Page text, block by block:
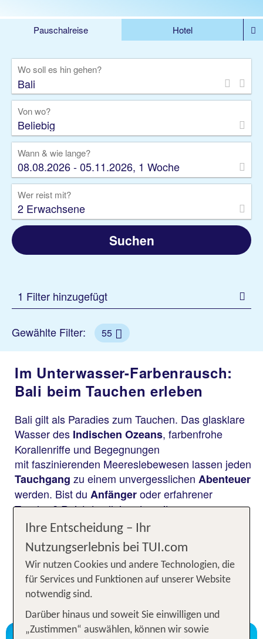
Pauschalreise
Hotel
Kreuzfahrten
Rundreisen
Privattransfer
Zusatzleistungen
Wo soll es hin gehen?
Von wo?
Beliebig
Wann & wie lange?
08.08.2026 - 05.11.2026, 1 Woche
Wer reist mit?
2 Erwachsene
Suchen
1 Filter hinzugefügt
Gewählte Filter: 55
Im Unterwasser-Farbenrausch:
Bali beim Tauchen erleben
Bali gilt als Paradies zum Tauchen. Das glasklare
Wasser des Indischen Ozeans, farbenfrohe
Korallenriffe und Begegnungen
mit faszinierenden Meereslebewesen lassen jeden
Tauchgang zu einem unvergesslichen Abenteuer
werden. Bist du Anfängeroder erfahrener
Taucher? Reist du allein oder mit
deiner Familie? Auf Bali erwarten dich in jedem
Fall ausgezeichnete Bedingungen
unvergleichlichen Tauchurlaub!
Unsere TOP Angebote für deinen
Ägypten Tauchurlaub inkl. Flug
Ihre Entscheidung – Ihr
Nutzungserlebnis bei TUI.com
Wir nutzen Cookies und andere Technologien, die
für Services und Funktionen auf unserer Website
notwendig sind.
Darüber hinaus und soweit Sie einwilligen und
„Zustimmen“ auswählen, können wir sowie